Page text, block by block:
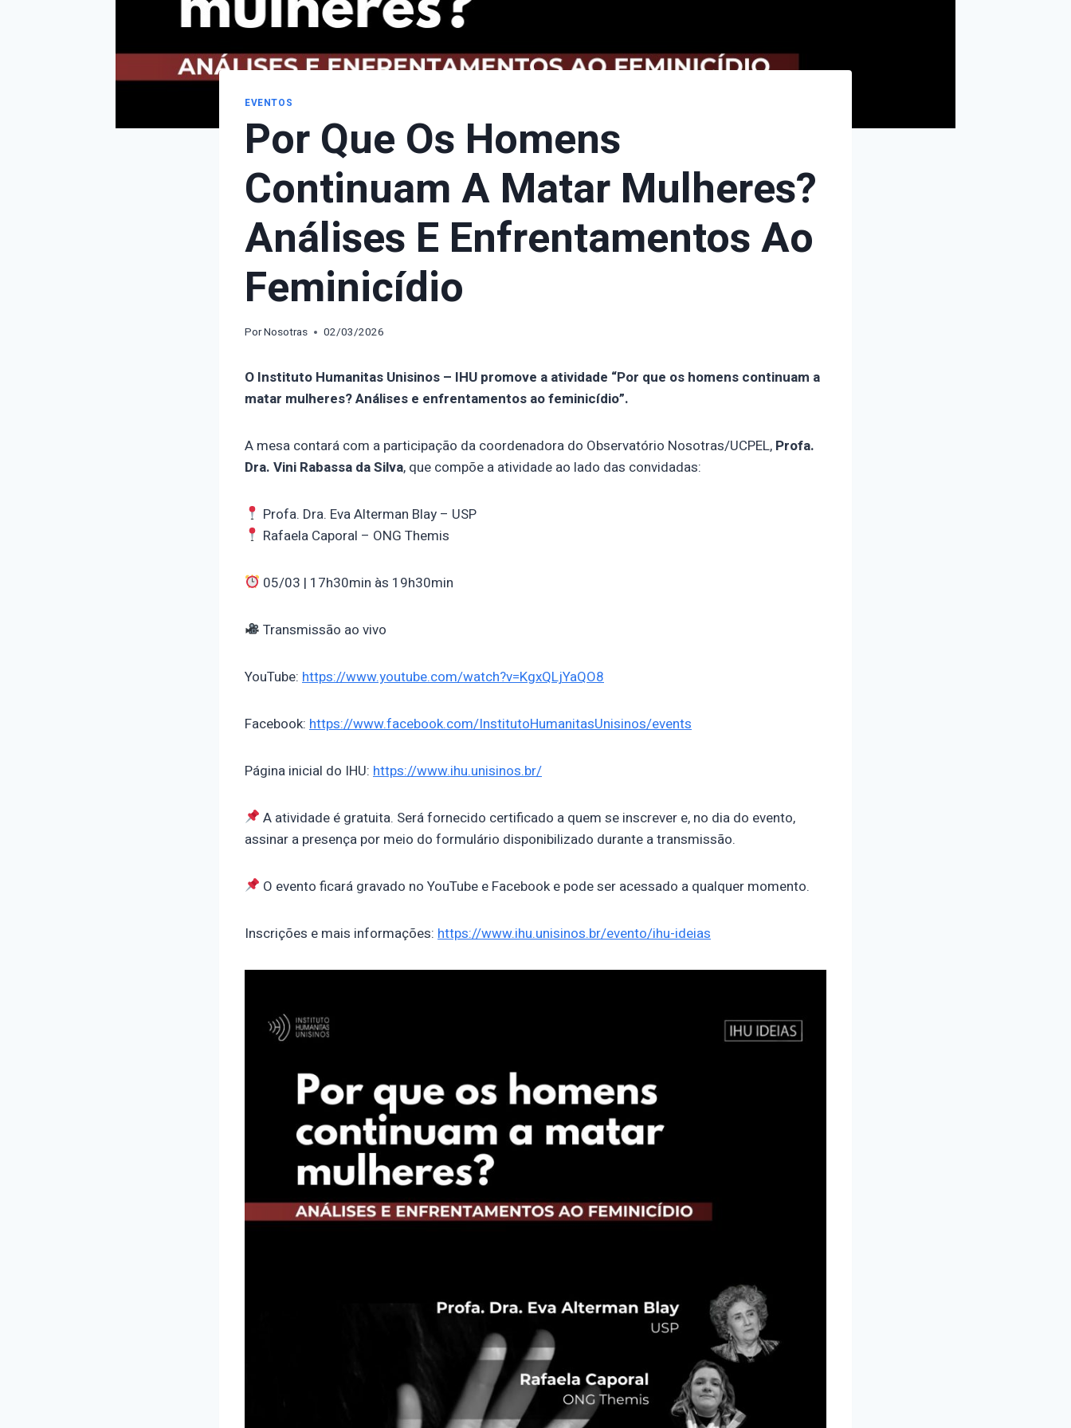
EVENTOS
Por Que Os Homens
Continuam A Matar Mulheres?
Análises E Enfrentamentos Ao
Feminicídio
PorNosotras 02/03/2026
O Instituto Humanitas Unisinos – IHU promove a atividade “Por que os homens continuam a
matar mulheres? Análises e enfrentamentos ao feminicídio”.
A mesa contará com a participação da coordenadora do Observatório Nosotras/UCPEL, Profa.
Dra. Vini Rabassa da Silva, que compõe a atividade ao lado das convidadas:
Profa. Dra. Eva Alterman Blay – USP
Rafaela Caporal – ONG Themis
05/03 | 17h30min às 19h30min
Transmissão ao vivo
YouTube: https://www.youtube.com/watch?v=KgxQLjYaQO8
Facebook: https://www.facebook.com/InstitutoHumanitasUnisinos/events
Página inicial do IHU: https://www.ihu.unisinos.br/
A atividade é gratuita. Será fornecido certificado a quem se inscrever e, no dia do evento,
assinar a presença por meio do formulário disponibilizado durante a transmissão.
O evento ficará gravado no YouTube e Facebook e pode ser acessado a qualquer momento.
Inscrições e mais informações: https://www.ihu.unisinos.br/evento/ihu-ideias